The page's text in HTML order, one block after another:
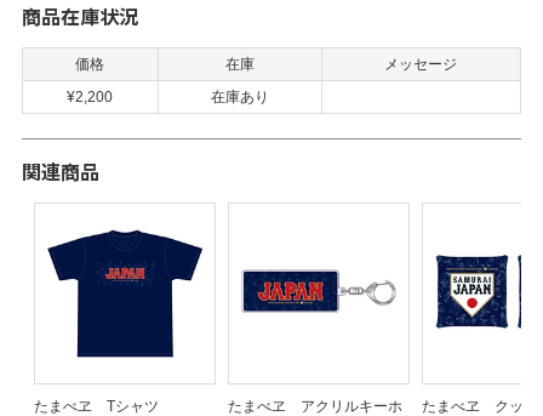
商品在庫状況
価格 在庫
メッセージ
¥2,200
在庫あり
関連商品
たまべヱ Tシャツ
たまべヱ アクリルキーホ
たまべヱ クッシ